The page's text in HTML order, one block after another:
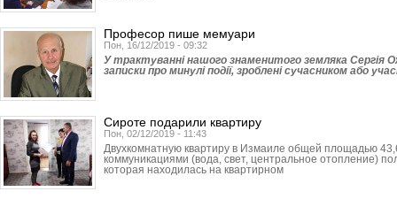
Професор пише мемуари
Пон, 16/12/2019 - 09:32
У трактуванні нашого знаменитого земляка Сергія
записки про минулі події, зроблені сучасником або
Сироте подарили квартиру
Пон, 02/12/2019 - 11:43
Двухкомнатную квартиру в Измаиле общей площадью
коммуникациями (вода, свет, центральное отопление)
которая находилась на квартирном